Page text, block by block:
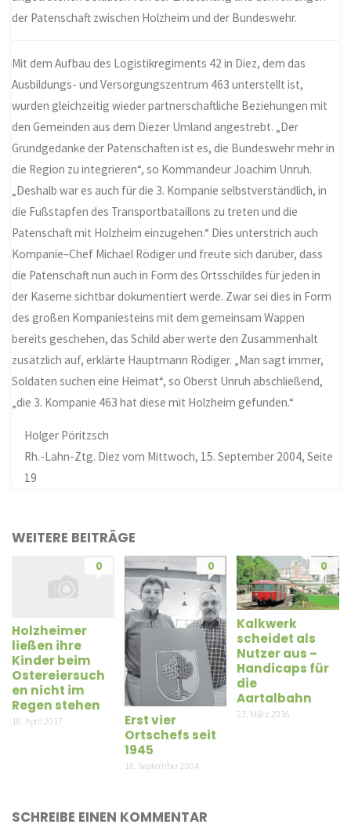
der Patenschaft zwischen Holzheim und der Bundeswehr.
Mit dem Aufbau des Logistikregiments 42 in Diez, dem das
Ausbildungs- und Versorgungszentrum 463 unterstellt ist,
wurden gleichzeitig wieder partnerschaftliche Beziehungen mit
den Gemeinden aus dem Diezer Umland angestrebt. „Der
Grundgedanke der Patenschaften ist es, die Bundeswehr mehr in
die Region zu integrieren“, so Kommandeur Joachim Unruh.
„Deshalb war es auch für die 3. Kompanie selbstverständlich, in
die Fußstapfen des Transportbataillons zu treten und die
Patenschaft mit Holzheim einzugehen.“ Dies unterstrich auch
Kompanie–Chef Michael Rödiger und freute sich darüber, dass
die Patenschaft nun auch in Form des Ortsschildes für jeden in
der Kaserne sichtbar dokumentiert werde. Zwar sei dies in Form
des großen Kompaniesteins mit dem gemeinsam Wappen
bereits geschehen, das Schild aber werte den Zusammenhalt
zusätzlich auf, erklärte Hauptmann Rödiger. „Man sagt immer,
Soldaten suchen eine Heimat“, so Oberst Unruh abschließend,
„die 3. Kompanie 463 hat diese mit Holzheim gefunden.“
Holger Pöritzsch
Rh.-Lahn-Ztg. Diez vom Mittwoch, 15. September 2004, Seite
19
WEITERE BEITRÄGE
0
Holzheimer
ließen ihre
Kinder beim
Ostereiersuch
en nicht im
Regen stehen
18. April 2017
0
Erst vier
Ortschefs seit
1945
18. September 2004
0
Kalkwerk
scheidet als
Nutzer aus –
Handicaps für
die
Aartalbahn
23. März 2016
SCHREIBE EINEN KOMMENTAR